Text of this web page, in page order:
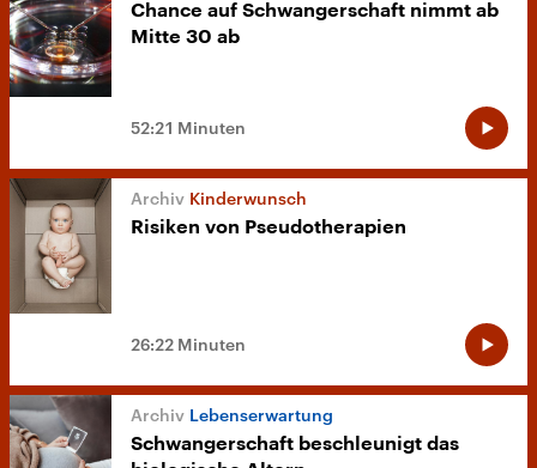
Chance auf Schwangerschaft nimmt ab
Mitte 30 ab
52:21 Minuten
Kinderwunsch
Risiken von Pseudotherapien
26:22 Minuten
Lebenserwartung
Schwangerschaft beschleunigt das